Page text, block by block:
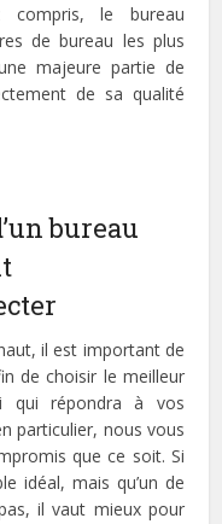
compris, le bureau
de bureau les plus
majeure partie de
de sa qualité
bureau
il est important de
de choisir le meilleur
qui répondra à vos
particulier, nous vous
que ce soit. Si
idéal, mais qu’un de
il vaut mieux pour